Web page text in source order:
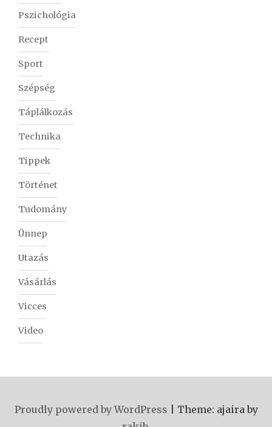
Pszichológia
Recept
Sport
Szépség
Táplálkozás
Technika
Tippek
Történet
Tudomány
Ünnep
Utazás
Vásárlás
Vicces
Video
Proudly powered by WordPress
Theme: ajaira by